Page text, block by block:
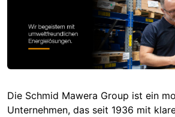
Die Schmid Mawera Group ist ein
Unternehmen, das seit 1936 mit